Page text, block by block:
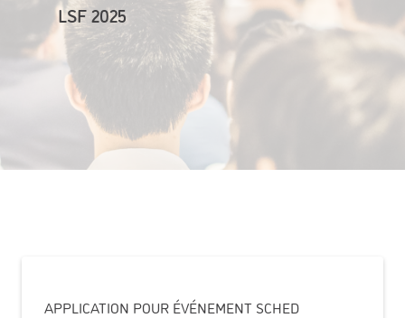
LSF 2025
APPLICATION POUR ÉVÉNEMENT SCHED